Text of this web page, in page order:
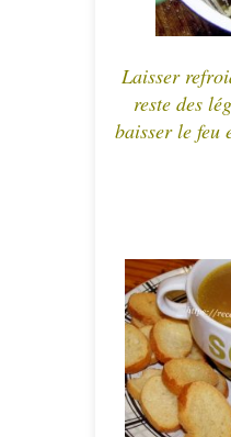
Laisser
reste des
baisser le feu